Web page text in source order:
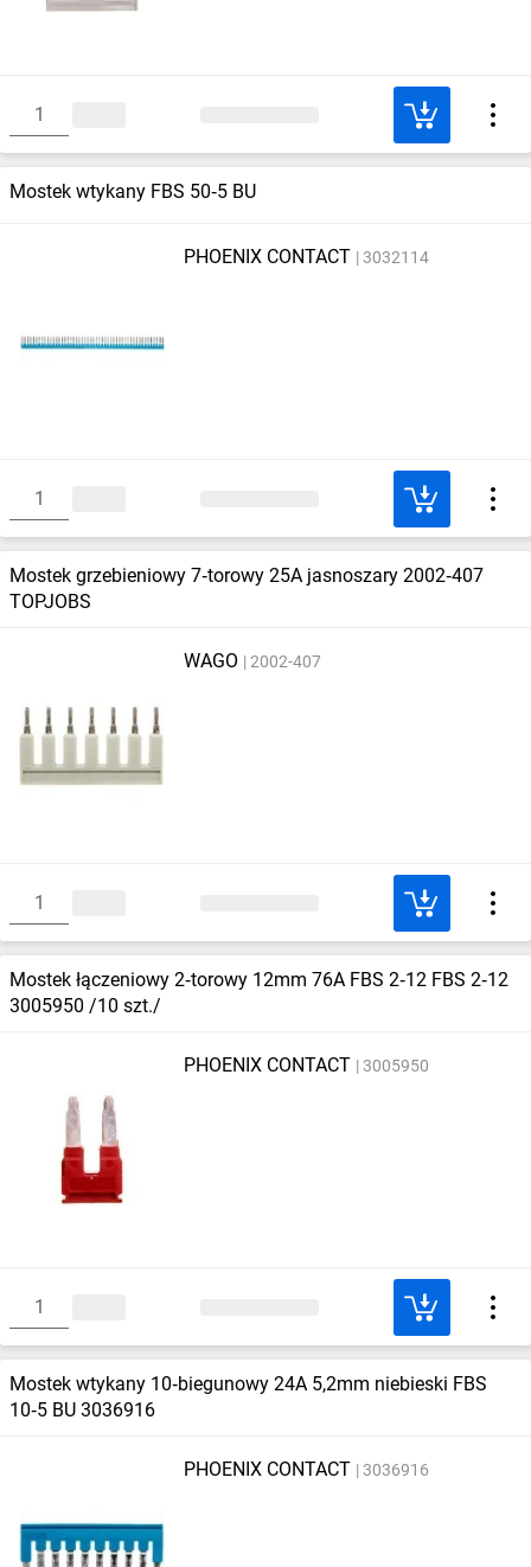
Mostek wtykany FBS 50‑5 BU
PHOENIX CONTACT 3032114
Mostek grzebieniowy 7‑torowy 25A jasnoszary 2002‑407
TOPJOBS
WAGO 2002-407
Mostek łączeniowy 2‑torowy 12mm 76A FBS 2‑12 FBS 2‑12
3005950 /10 szt./
PHOENIX CONTACT 3005950
Mostek wtykany 10‑biegunowy 24A 5,2mm niebieski FBS
10‑5 BU 3036916
PHOENIX CONTACT 3036916